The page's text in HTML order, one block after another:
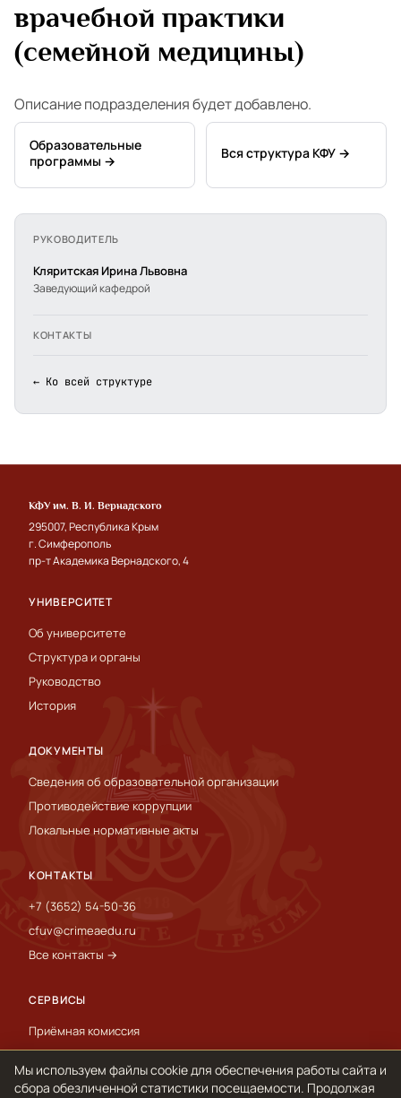
врачебной практики
(семейной медицины)
Описание подразделения будет добавлено.
Образовательные
программы →
Вся структура КФУ →
РУКОВОДИТЕЛЬ
Кляритская Ирина Львовна
Заведующий кафедрой
КОНТАКТЫ
← Ко всей структуре
КФУ им. В. И. Вернадского
295007, Республика Крым
г. Симферополь
пр-т Академика Вернадского, 4
УНИВЕРСИТЕТ
Об университете
Структура и органы
Руководство
История
ДОКУМЕНТЫ
Сведения об образовательной организации
Противодействие коррупции
Локальные нормативные акты
КОНТАКТЫ
+7 (3652) 54-50-36
cfuv@crimeaedu.ru
Все контакты →
СЕРВИСЫ
Приёмная комиссия
Пресс-служба
International
Мы используем файлы cookie для обеспечения работы сайта и
сбора обезличенной статистики посещаемости. Продолжая